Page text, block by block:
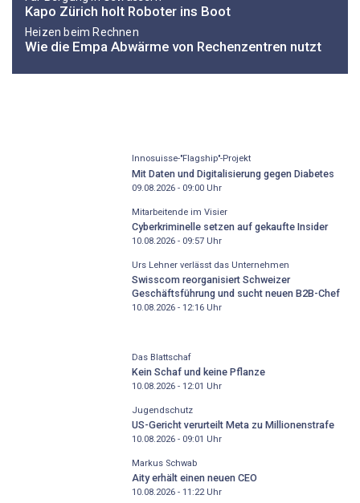
Kapo Zürich holt Roboter ins Boot
Heizen beim Rechnen
Wie die Empa Abwärme von Rechenzentren nutzt
Innosuisse-"Flagship"-Projekt
Mit Daten und Digitalisierung gegen Diabetes
09.08.2026 - 09:00Uhr
Mitarbeitende im Visier
Cyberkriminelle setzen auf gekaufte Insider
10.08.2026 - 09:57Uhr
Urs Lehner verlässt das Unternehmen
Swisscom reorganisiert Schweizer
Geschäftsführung und sucht neuen B2B-Chef
10.08.2026 - 12:16Uhr
Das Blattschaf
Kein Schaf und keine Pflanze
10.08.2026 - 12:01 Uhr
Jugendschutz
US-Gericht verurteilt Meta zu Millionenstrafe
10.08.2026 - 09:01 Uhr
Markus Schwab
Aity erhält einen neuen CEO
10.08.2026 - 11:22Uhr